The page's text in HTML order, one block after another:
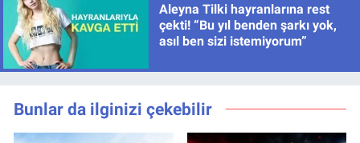
Aleyna Tilki hayranlarına rest
çekti! “Bu yıl benden şarkı yok,
asıl ben sizi istemiyorum”
Bunlar da ilginizi çekebilir